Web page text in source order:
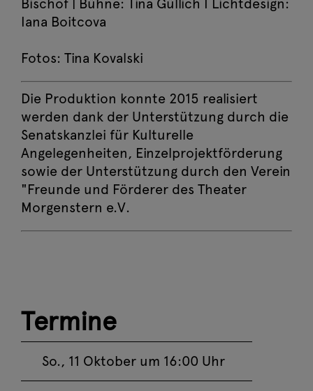
Die große Wörterfabrik
2026 10:00
Do, 15. Oktober
2026 10:00
Jetzt buchen
Die große Wörterfabrik
Fr, 16. Oktober
2026 10:00
Jetzt buchen
Die große Wörterfabrik
Mi, 21. Oktober
2026 11:00
Event-Ticketing-Software von pretix
Bischof | Bühne: Tina Güllich I Lichtdesign:
Iana Boitcova
Fotos: Tina Kovalski
Die Produktion konnte 2015 realisiert
werden dank der Unterstützung durch die
Senatskanzlei für Kulturelle
Angelegenheiten, Einzelprojektförderung
sowie der Unterstützung durch den Verein
"Freunde und Förderer des Theater
Morgenstern e.V.
Termine
So., 11 Oktober um 16:00 Uhr